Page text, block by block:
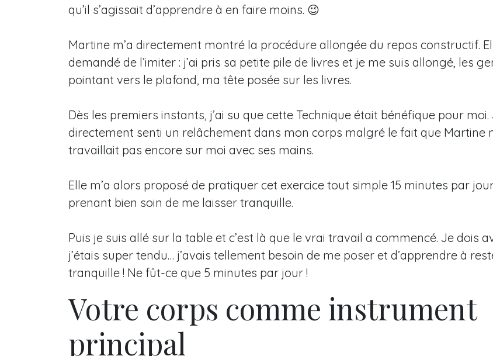
qu’il s’agissait d’apprendre à en faire moins. 😉
Martine m’a directement montré la procédure allongée du repos constructif.
demandé de l’imiter : j’ai pris sa petite pile de livres et je me suis allongé, les
pointant vers le plafond, ma tête posée sur les livres.
Dès les premiers instants, j’ai su que cette Technique était bénéfique pour moi.
directement senti un relâchement dans mon corps malgré le fait que Martine
travaillait pas encore sur moi avec ses mains.
Elle m’a alors proposé de pratiquer cet exercice tout simple 15 minutes par
prenant bien soin de me laisser tranquille.
Puis je suis allé sur la table et c’est là que le vrai travail a commencé. Je dois
j’étais super tendu… j’avais tellement besoin de me poser et d’apprendre à
tranquille ! Ne fût-ce que 5 minutes par jour !
Votre corps comme instrument
principal